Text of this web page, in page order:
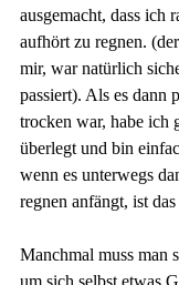
ausgemacht, dass ich
aufhört zu regnen.
mir, war natürlich
passiert). Als es dann
trocken war, habe ich
überlegt und bin
wenn es unterwegs
regnen anfängt, ist
Manchmal muss man
um sich selbst etwas